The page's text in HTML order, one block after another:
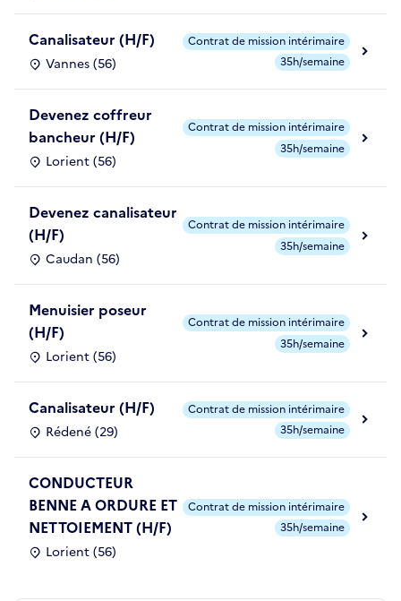
Canalisateur (H/F)
Vannes (56)
Contrat de mission intérimaire
35h/semaine
Devenez coffreur
bancheur (H/F)
Lorient (56)
Contrat de mission intérimaire
35h/semaine
Devenez canalisateur
(H/F)
Caudan (56)
Contrat de mission intérimaire
35h/semaine
Menuisier poseur
(H/F)
Lorient (56)
Contrat de mission intérimaire
35h/semaine
Canalisateur (H/F)
Rédené (29)
Contrat de mission intérimaire
35h/semaine
CONDUCTEUR
BENNE A ORDURE ET
NETTOIEMENT (H/F)
Lorient (56)
Contrat de mission intérimaire
35h/semaine